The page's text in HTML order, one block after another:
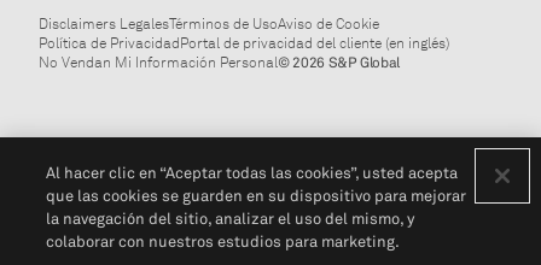
Disclaimers LegalesTérminos de UsoAviso de Cookie
Política de PrivacidadPortal de privacidad del cliente (en inglés)
No Vendan Mi Información Personal© 2026 S&P Global
Al hacer clic en “Aceptar todas las cookies”, usted acepta
que las cookies se guarden en su dispositivo para mejorar
la navegación del sitio, analizar el uso del mismo, y
colaborar con nuestros estudios para marketing.